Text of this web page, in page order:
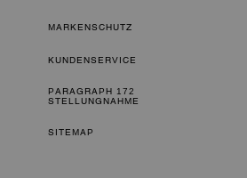
MARKENSCHUTZ
KUNDENSERVICE
PARAGRAPH 172
STELLUNGNAHME
SITEMAP